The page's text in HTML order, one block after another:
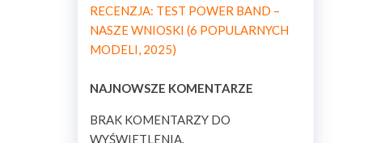
RECENZJA: TEST POWER BAND –
NASZE WNIOSKI (6 POPULARNYCH
MODELI, 2025)
NAJNOWSZE KOMENTARZE
BRAK KOMENTARZY DO
WYŚWIETLENIA.